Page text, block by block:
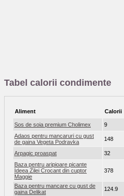
Tabel calorii condimente
Aliment Calorii
Sos de soia premium Cholimex 9
Adaos pentru mancaruri cu gust
de gaina Vegeta Podravka
148
Arpagic proaspat 32
Baza pentru aripioare picante
Ideea Zilei Crocant din cuptor
Maggie
378
Baza pentru mancare cu gust de
gaina Delikat
124.9